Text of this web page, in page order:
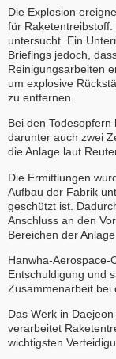
Die Explosion
für
untersucht. Ein
Briefings jedoch,
Reinigungsarbeiten
um explosive
zu entfernen.
Bei den
darunter auch zwei
die Anlage laut
Die Ermittlungen
Aufbau der Fabrik
geschützt ist.
Anschluss an den
Bereichen der Anlage.
Hanwha-Aerospace-
Entschuldigung und
Zusammenarbeit bei
Das Werk in
verarbeitet
wichtigsten